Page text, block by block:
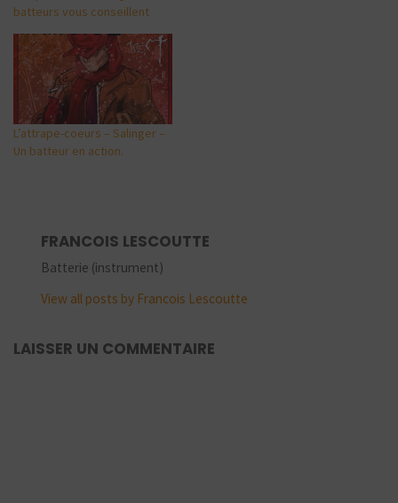
batteurs vous conseillent
L’attrape-coeurs – Salinger –
Un batteur en action.
FRANCOIS LESCOUTTE
Batterie (instrument)
View all posts by Francois Lescoutte
LAISSER UN COMMENTAIRE